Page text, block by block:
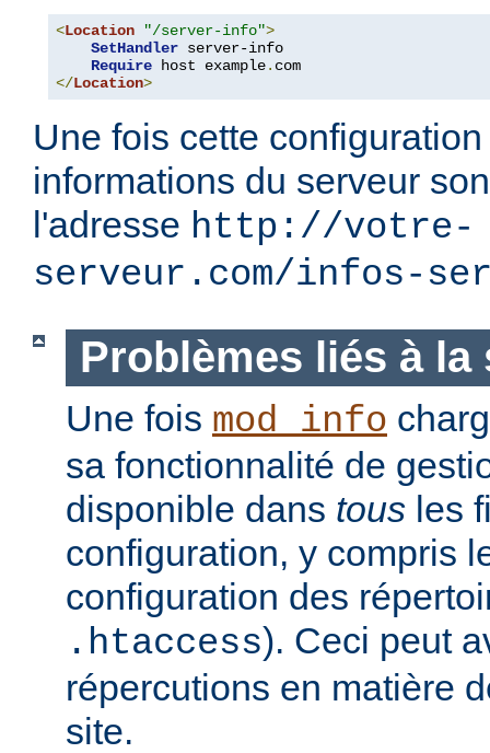
<Location "/server-info">
SetHandler server-info
Require host example.
</Location>
Une fois cette
informations du serveur
l'adresse http://votre-
serveur.com/infos-
Problèmes liés à la
Une fois mod_info
sa fonctionnalité de
disponible dans tous les
configuration, y compris
configuration des
.htaccess). Ceci peut
répercutions en matière
site.